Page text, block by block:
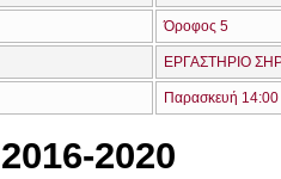
Όροφος 5
ΕΡΓΑΣΤΗΡΙΟ
Παρασκευή
2020